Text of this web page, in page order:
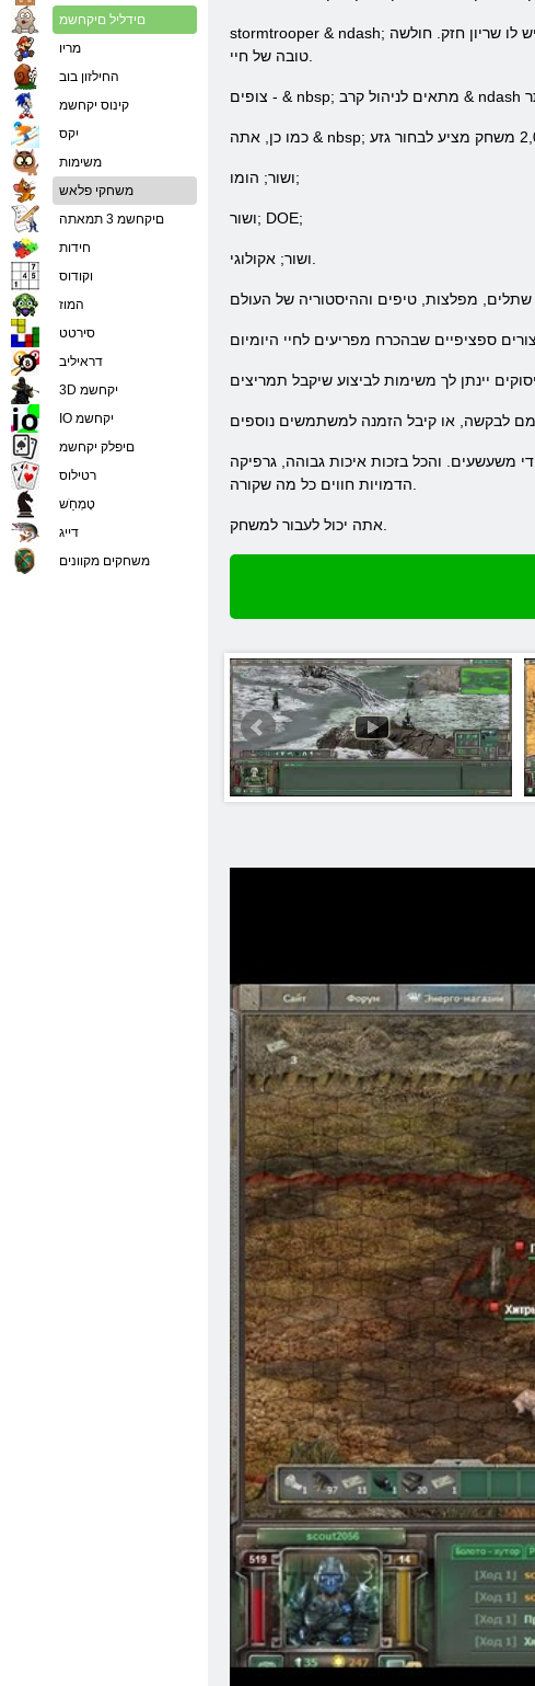
stormtrooper & ndash; טוב באים בלחימה קרובה. יש לו את הכישורים החזקה של סכינים. גרימת נזק כבד. יש לו שריון חזק. חולשה & ndash; פגיע במרחקים ארוכים מהאויב, אך יש לו אספקה ​​
ושור; הומו;
ושור; DOE;
לשחק האפוקליפסה משחק המקוונת 2,056 די משעשעים. והכל בזכות איכות גבוהה, גרפיקה & ndash צבעוניים; דמויות מציאותיות, מפלצות, וכל העולם לאחר אסונות. אתה נראה יחד עם
םידליל םיקחשמ
מריו
החילזון בוב
קינוס יקחשמ
יִקס
משימות
משחקי פלאש
םיקחשמ 3 תמאתה
חידות
וקודוס
המוז
סירטט
דראיליב
3D יקחשמ
IO יקחשמ
םיפלק יקחשמ
רטילוס
טָמְחַׁש
דייג
משחקים מקוונים